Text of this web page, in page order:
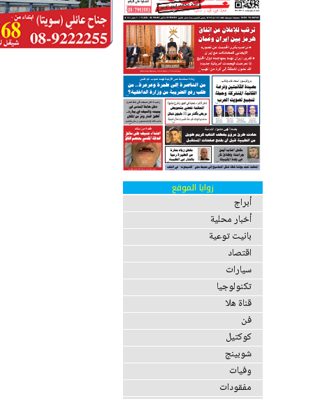
زوايا الموقع
أبراج
أخبار محلية
بانيت توعية
اقتصاد
سيارات
تكنولوجيا
قناة هلا
فن
كوكتيل
شوبينج
وفيات
مفقودات